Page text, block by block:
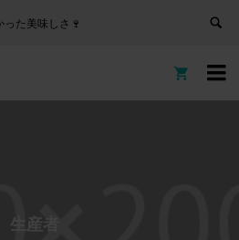
た美味しさ🍷


生産者